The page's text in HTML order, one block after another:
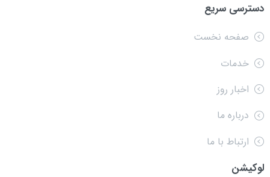
دسترسی سریع
صفحه نخست
خدمات
اخبار روز
درباره ما
ارتباط با ما
لوکیشن